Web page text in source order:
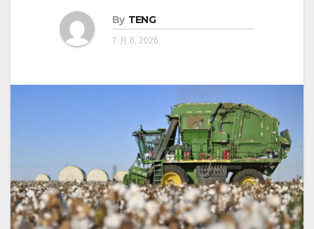
By TENG
7 月 6, 2026